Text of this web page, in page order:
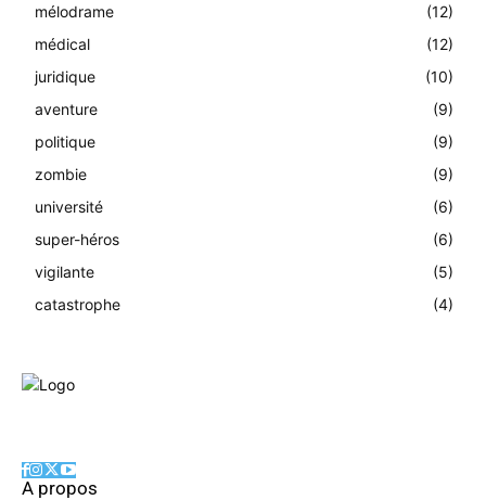
mélodrame
(12)
médical
(12)
juridique
(10)
aventure
(9)
politique
(9)
zombie
(9)
université
(6)
super-héros
(6)
vigilante
(5)
catastrophe
(4)
A propos